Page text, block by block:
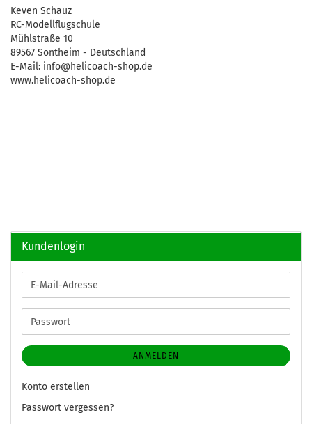
Keven Schauz
RC-Modellflugschule
Mühlstraße 10
89567 Sontheim - Deutschland
E-Mail: info@helicoach-shop.de
www.helicoach-shop.de
Kundenlogin
E-
Mail-
Adresse
Passwort
ANMELDEN
Konto erstellen
Passwort vergessen?